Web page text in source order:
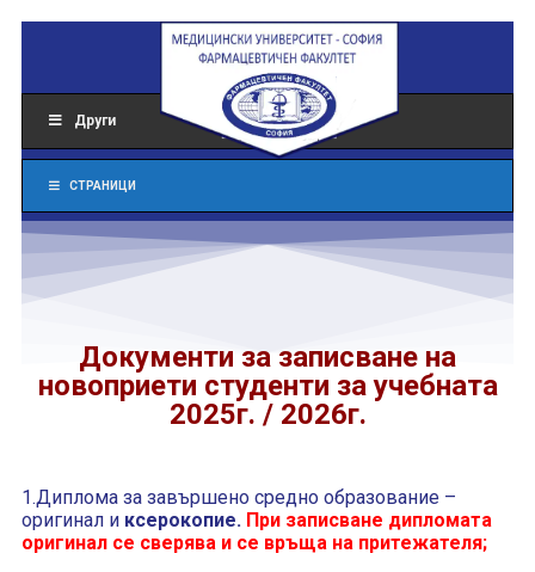
Други
СТРАНИЦИ
Документи за записване на
новоприети студенти за учебната
2025г. / 2026г.
1.Диплома за завършено средно образование –
оригинал и ксерокопие. При записване дипломата
оригинал се сверява и се връща на притежателя;